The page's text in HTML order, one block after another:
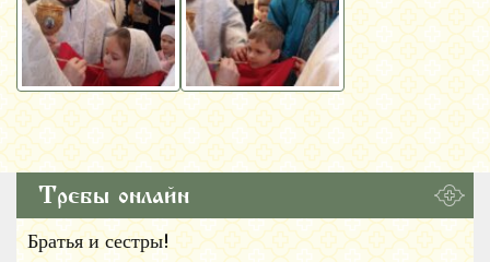
Требы онлайн
Братья и сестры!